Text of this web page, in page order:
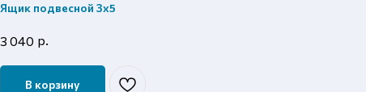
Ящик подвесной 3х5
3 040 р.
В корзину